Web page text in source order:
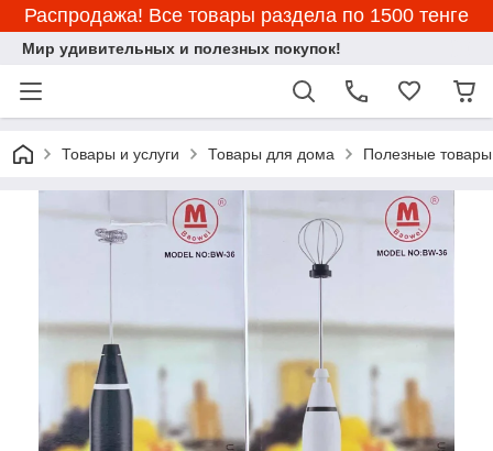
Распродажа! Все товары раздела по 1500 тенге
Мир удивительных и полезных покупок!
Товары и услуги Товары для дома Полезные